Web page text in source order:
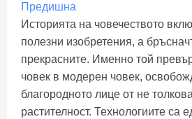
Предишна
Историята на човечеството
полезни изобретения, а
прекрасните. Именно той
човек в модерен човек,
благородното лице от не
растителност. Технологиите са